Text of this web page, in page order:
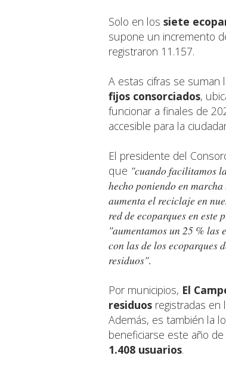
Solo en los siete
supone un incremento
registraron 11.157.
A estas cifras se suman
fijos consorciados,
funcionar a finales de
accesible para la
El presidente del
que "cuando facilitamos
hecho poniendo en
aumenta el reciclaje en
red de ecoparques en este
"aumentamos un 25 % las
con las de los ecoparques
residuos".
Por municipios, El
residuos registradas
Además, es también la
beneficiarse este año
1.408 usuarios.